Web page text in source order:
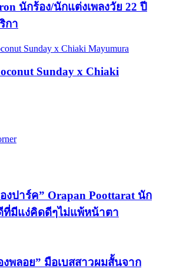
นักร้อง/นักแต่งเพลงวัย 22 ปี
กา
Sunday x Chiaki
งปาร์ค” Orapan Poottarat นัก
ที่มีแง่คิดดีๆไม่แพ้หน้าตา
พลอย” มือเบสสาวผมสั้นจาก